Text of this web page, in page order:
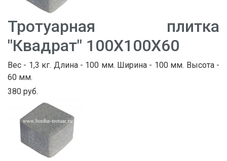
Тротуарная плитка
"Квадрат" 100Х100Х60
Вес - 1,3 кг. Длина - 100 мм. Ширина - 100 мм. Высота -
60 мм.
380 руб.